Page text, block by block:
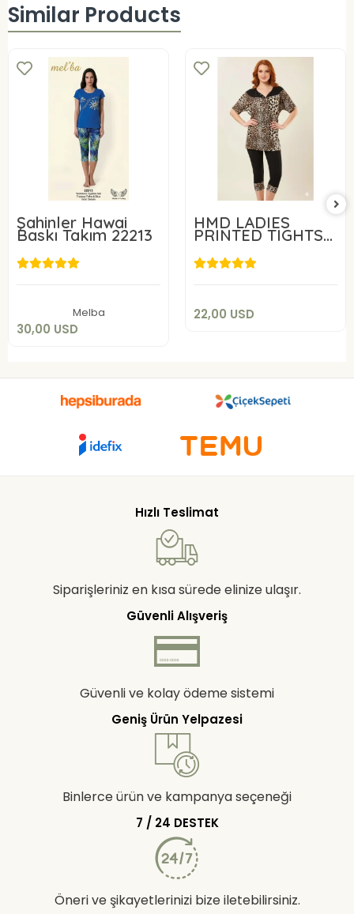
Similar Products
Şahinler Hawai
Baskı Takım 22213
Melba
30,00 USD
30,00 USD
HMD LADIES
PRINTED TIGHTS
SET 60013
22,00 USD
22,00 USD
Hızlı Teslimat
Siparişleriniz en kısa sürede elinize ulaşır.
Güvenli Alışveriş
Güvenli ve kolay ödeme sistemi
Geniş Ürün Yelpazesi
Binlerce ürün ve kampanya seçeneği
7 / 24 DESTEK
Öneri ve şikayetlerinizi bize iletebilirsiniz.